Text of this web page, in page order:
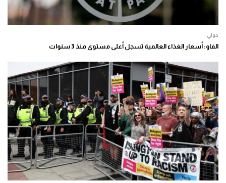
دولي
الفاو: أسعار الغذاء العالمية تسجل أعلى مستوى منذ 3 سنوات